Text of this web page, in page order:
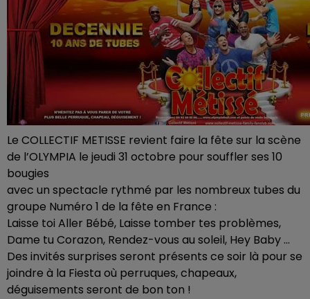
Le COLLECTIF METISSE revient faire la fête sur la scène
de l’OLYMPIA le jeudi 31 octobre pour souffler ses 10
bougies
avec un spectacle rythmé par les nombreux tubes du
groupe Numéro 1 de la fête en France :
Laisse toi Aller Bébé, Laisse tomber tes problèmes,
Dame tu Corazon, Rendez-vous au soleil, Hey Baby ...
Des invités surprises seront présents ce soir là pour se
joindre à la Fiesta où perruques, chapeaux,
déguisements seront de bon ton !